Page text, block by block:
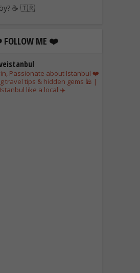
☕ 🇹🇷
ME ❤️
Passionate about Istanbul ❤️
travel tips & hidden gems 🕌 |
like a local ✈️